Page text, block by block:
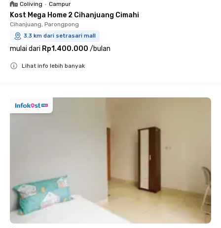
Coliving • Campur
Kost Mega Home 2 Cihanjuang Cimahi
Cihanjuang, Parongpong
3.3 km dari setrasari mall
mulai dari Rp1.400.000 /bulan
Lihat info lebih banyak